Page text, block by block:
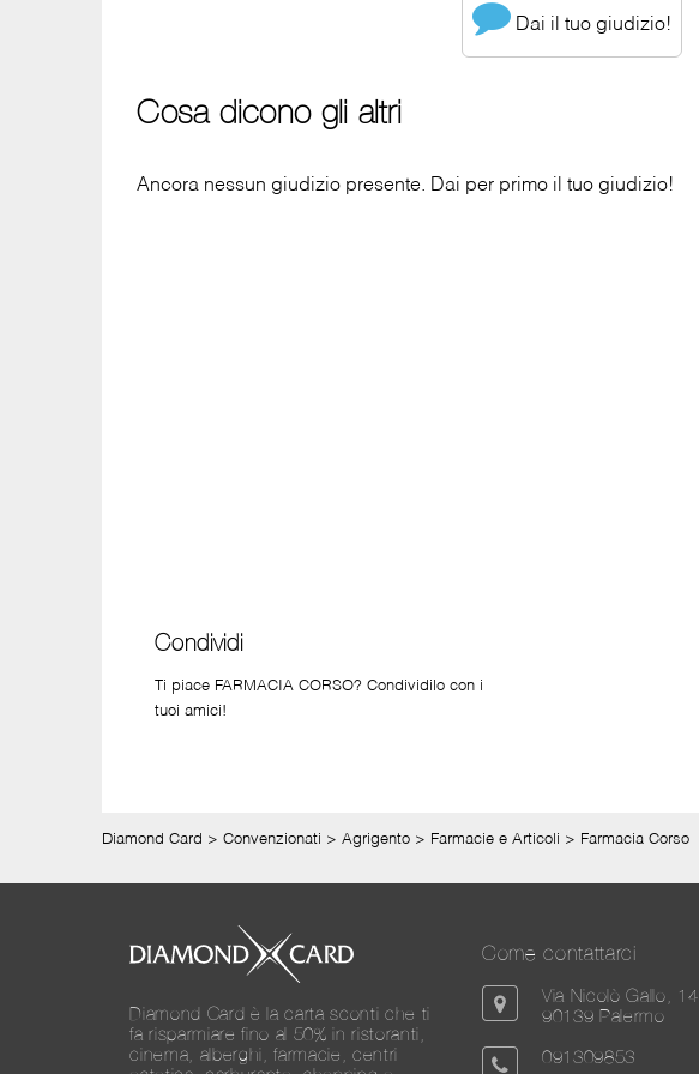
Dai il tuo giudizio!
Cosa dicono gli altri
Ancora nessun giudizio presente. Dai per primo il tuo giudizio!
Condividi
Ti piace FARMACIA CORSO? Condividilo con i
tuoi amici!
Diamond Card > Convenzionati > Agrigento > Farmacie e Articoli > Farmacia Corso
Diamond Card è la carta sconti che ti
fa risparmiare fino al 50% in ristoranti,
cinema, alberghi, farmacie, centri
Come contattarci
Via Nicolò Gallo, 14
90139 Palermo
091309853